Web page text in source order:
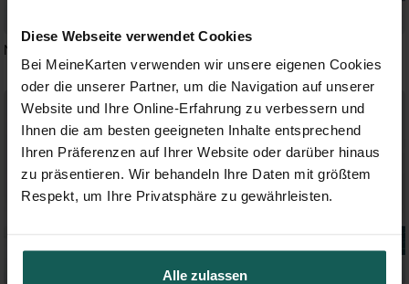
Diese Webseite verwendet Cookies
Bei MeineKarten verwenden wir unsere eigenen Cookies
oder die unserer Partner, um die Navigation auf unserer
Website und Ihre Online-Erfahrung zu verbessern und
Ihnen die am besten geeigneten Inhalte entsprechend
Ihren Präferenzen auf Ihrer Website oder darüber hinaus
zu präsentieren. Wir behandeln Ihre Daten mit größtem
Respekt, um Ihre Privatsphäre zu gewährleisten.
Alle zulassen
Nachtblumen